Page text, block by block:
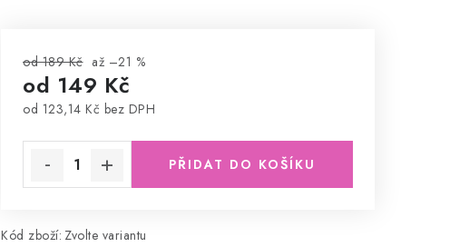
od 189 Kč až –21 %
od 149 Kč
od 123,14 Kč bez DPH
PŘIDAT DO KOŠÍKU
Kód zboží: Zvolte variantu